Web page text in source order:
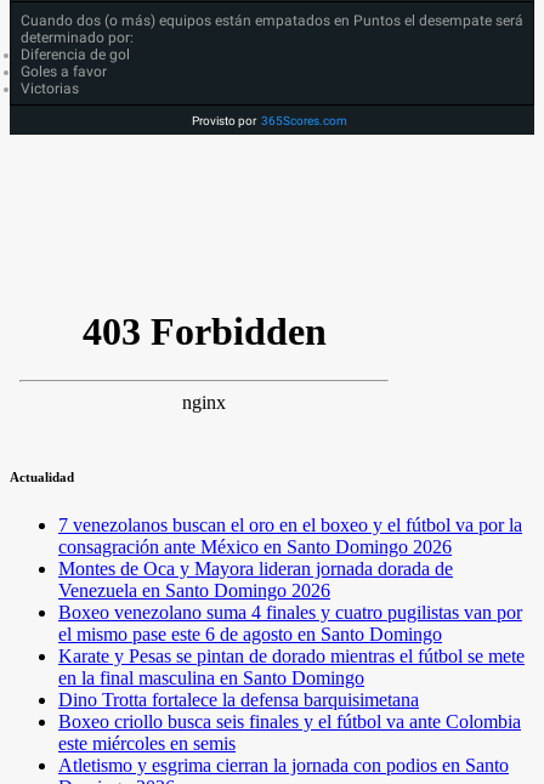
Cuando dos (o más) equipos están empatados en Puntos el desempate será
determinado por:
Diferencia de gol
Goles a favor
Victorias
Provisto por 365Scores.com
Actualidad
7 venezolanos buscan el oro en el boxeo y el fútbol va por la
consagración ante México en Santo Domingo 2026
Montes de Oca y Mayora lideran jornada dorada de
Venezuela en Santo Domingo 2026
Boxeo venezolano suma 4 finales y cuatro pugilistas van por
el mismo pase este 6 de agosto en Santo Domingo
Karate y Pesas se pintan de dorado mientras el fútbol se mete
en la final masculina en Santo Domingo
Dino Trotta fortalece la defensa barquisimetana
Boxeo criollo busca seis finales y el fútbol va ante Colombia
este miércoles en semis
Atletismo y esgrima cierran la jornada con podios en Santo